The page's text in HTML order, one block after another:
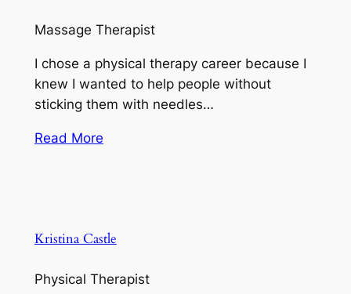
Massage Therapist
I chose a physical therapy career because I
knew I wanted to help people without
sticking them with needles…
Read More
Kristina Castle
Physical Therapist